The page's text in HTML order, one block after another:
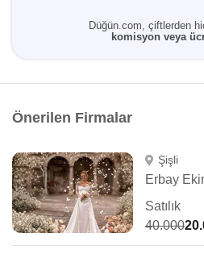
Düğün.com, çiftlerden
komisyon veya
Önerilen Firmalar
Şişli
Satılık
40.000